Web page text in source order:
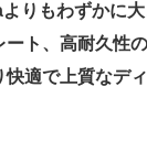
りもわずかに
ート、高耐久性
快適で上質なデ